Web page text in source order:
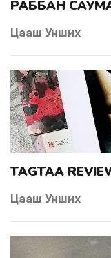
РАББАН
Цааш Унших
TAGTAA
Цааш Унших